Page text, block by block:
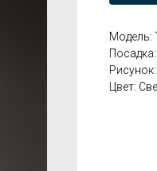
Модель:
Цвет: